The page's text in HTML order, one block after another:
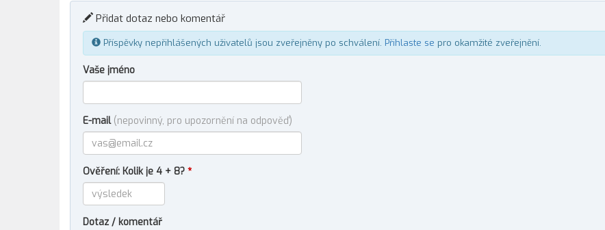
Přidat dotaz nebo komentář
Příspěvky nepřihlášených uživatelů jsou zveřejněny po schválení. Přihlaste se pro okamžité zveřejnění.
Vaše jméno
E-mail (nepovinný, pro upozornění na odpověď)
Ověření: Kolik je 4 + 8? *
Dotaz / komentář